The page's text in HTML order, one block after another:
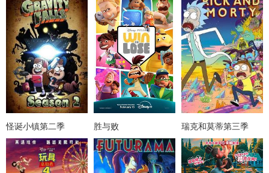
怪诞小镇第二季 胜与败 瑞克和莫蒂第三季